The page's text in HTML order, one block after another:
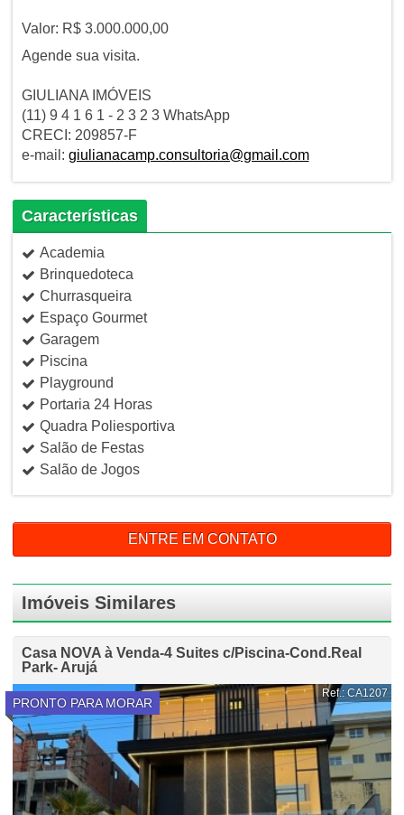
Valor: R$ 3.000.000,00
Agende sua visita.
GIULIANA IMÓVEIS
(11) 9 4 1 6 1 - 2 3 2 3 WhatsApp
CRECI: 209857-F
e-mail: giulianacamp.consultoria@gmail.com
Características
Academia
Brinquedoteca
Churrasqueira
Espaço Gourmet
Garagem
Piscina
Playground
Portaria 24 Horas
Quadra Poliesportiva
Salão de Festas
Salão de Jogos
ENTRE EM CONTATO
Imóveis Similares
Casa NOVA à Venda-4 Suites c/Piscina-Cond.Real
Park- Arujá
PRONTO PARA MORAR
Ref.: CA1207